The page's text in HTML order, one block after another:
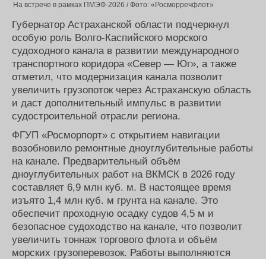
На встрече в рамках ПМЭФ-2026 / Фото: «Росморречфлот»
Губернатор Астраханской области подчеркнул
особую роль Волго-Каспийского морского
судоходного канала в развитии международного
транспортного коридора «Север — Юг», а также
отметил, что модернизация канала позволит
увеличить грузопоток через Астраханскую область
и даст дополнительный импульс в развитии
судостроительной отрасли региона.
ФГУП «Росморпорт» с открытием навигации
возобновило ремонтные дноуглубительные работы
на канале. Предварительный объём
дноуглубительных работ на ВКМСК в 2026 году
составляет 6,9 млн куб. м. В настоящее время
изъято 1,4 млн куб. м грунта на канале. Это
обеспечит проходную осадку судов 4,5 м и
безопасное судоходство на канале, что позволит
увеличить тоннаж торгового флота и объём
морских грузоперевозок. Работы выполняются